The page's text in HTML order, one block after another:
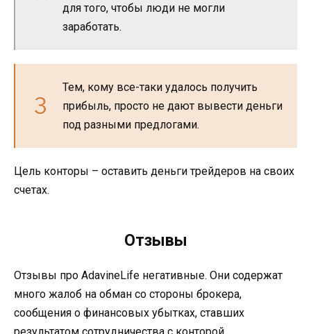
для того, чтобы люди не могли
заработать.
Тем, кому все-таки удалось получить
прибыль, просто не дают вывести деньги
под разными предлогами.
Цель конторы – оставить деньги трейдеров на своих
счетах.
Отзывы
Отзывы про AdavineLife негативные. Они содержат
много жалоб на обман со стороны брокера,
сообщения о финансовых убытках, ставших
результатом сотрудничества с конторой.